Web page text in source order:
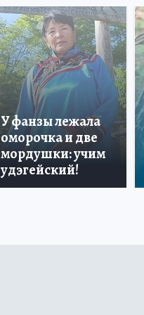
У фанзы лежала
оморочка и две
мордушки: учим
удэгейский!